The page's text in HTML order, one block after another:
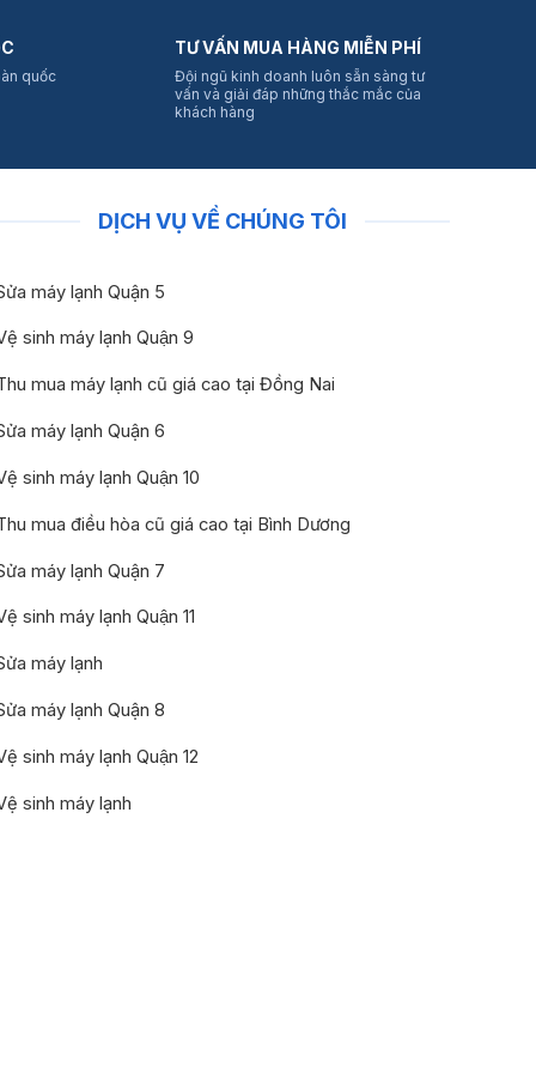
quốc
TƯ VẤN MUA HÀNG MIỄN PHÍ
Đội ngũ kinh doanh luôn sẵn sàng tư
vấn và giải đáp những thắc mắc của
khách hàng
DỊCH VỤ VỀ CHÚNG TÔI
máy lạnh Quận 5
sinh máy lạnh Quận 9
mua máy lạnh cũ giá cao tại Đồng Nai
máy lạnh Quận 6
sinh máy lạnh Quận 10
mua điều hòa cũ giá cao tại Bình Dương
máy lạnh Quận 7
sinh máy lạnh Quận 11
máy lạnh
máy lạnh Quận 8
sinh máy lạnh Quận 12
sinh máy lạnh